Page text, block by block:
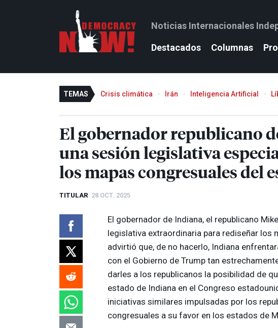
Noticias Internacionales
Destacados Columnas
TEMAS Crisis climática Irán Inteligencia Artificial
El gobernador republicano
una sesión legislativa
los mapas congresuales del
TITULAR 28 OCT. 2025
El gobernador de Indiana, el republicano
legislativa extraordinaria para rediseñar los
advirtió que, de no hacerlo, Indiana
con el Gobierno de Trump tan
darles a los republicanos la posibilidad de
estado de Indiana en el Congreso
iniciativas similares impulsadas por los
congresuales a su favor en los estados de